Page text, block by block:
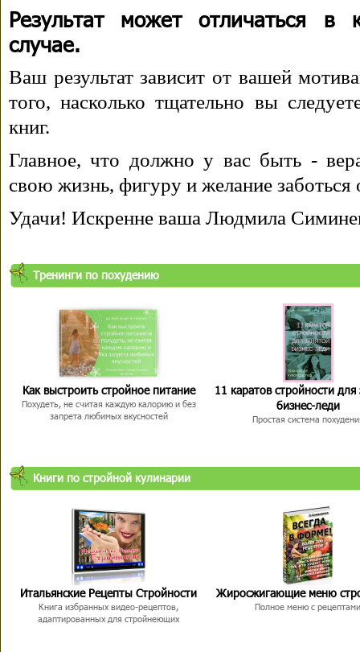
Результат может отличаться в
случае.
Ваш результат зависит от вашей
того, насколько тщательно вы
книг.
Главное, что должно у вас быть -
свою жизнь, фигуру и желание заботься
Удачи! Искренне ваша Людмила
Тренинги по похудению
Как выстроить стройное питание
Похудеть, не считая каждую калорию и без
запрета любимых вкусностей
11 каратов стройности для
бизнес-леди
Простая система
Книги по стройной кулинарии
Итальянские Рецепты Стройности
Книга избранных видео-рецептов,
адаптированных для стройнеющих
Жиросжигающие меню
Полное меню с рецептами